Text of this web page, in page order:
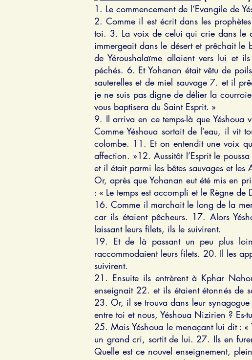
1. Le commencement de l’Evangile de
2. Comme il est écrit dans les
toi. 3. La voix de celui qui crie dans le
immergeait dans le désert et prêchait le
de Yéroushalaïme allaient vers lui et
péchés. 6. Et Yohanan était vêtu de
sauterelles et de miel sauvage 7. et il
je ne suis pas digne de délier la
vous baptisera du Saint Esprit. »
9. Il arriva en ce temps-là que
Comme Yéshoua sortait de l’eau, il vit
colombe. 11. Et on entendit une voix
affection. »12. Aussitôt l’Esprit le
et il était parmi les bêtes sauvages et les
Or, après que Yohanan eut été mis en
: « Le temps est accompli et le Règne
16. Comme il marchait le long de la
car ils étaient pêcheurs. 17. Alors
laissant leurs filets, ils le suivirent.
19. Et de là passant un peu plus
raccommodaient leurs filets. 20. Il les
suivirent.
21. Ensuite ils entrèrent à Kphar
enseignait 22. et ils étaient étonnés de
23. Or, il se trouva dans leur
entre toi et nous, Yéshoua Nizirien ? Es-
25. Mais Yéshoua le menaçant lui dit : «
un grand cri, sortit de lui. 27. Ils en
Quelle est ce nouvel enseignement,